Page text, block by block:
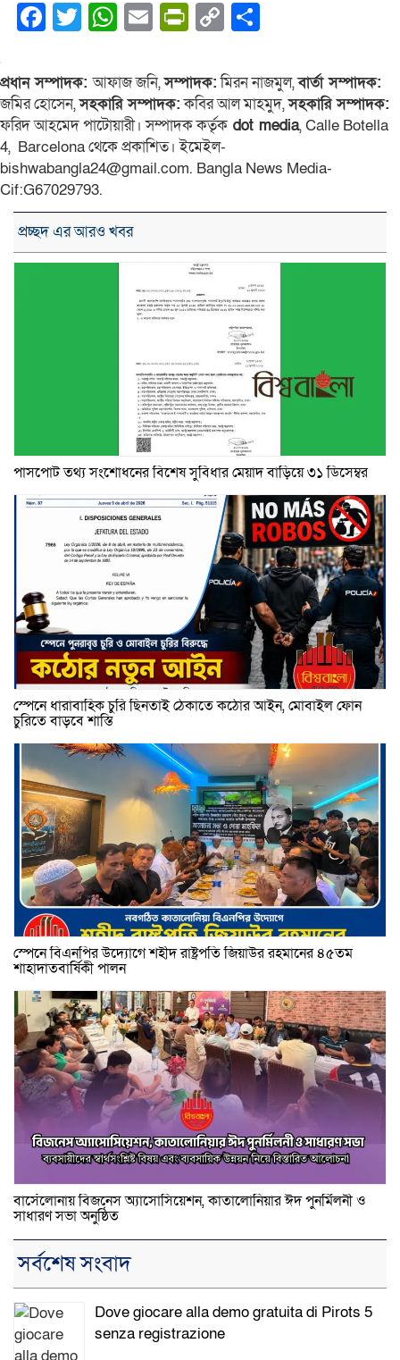
Facebook
Twitter
WhatsApp
EmailPrintFriendly
Copy
প্রধান সম্পাদক:আফাজ জনি,সম্পাদক:মিরন নাজমুল,বার্তা সম্পাদক:
জমির হোসেন,সহকারি সম্পাদক:কবির আল মাহমুদ,সহকারি সম্পাদক:
ফরিদ আহমেদ পাটোয়ারী। সম্পাদক কর্তৃক dot media, Calle Botella
4, Barcelona থেকে প্রকাশিত। ইমেইল-
bishwabangla24@gmail.com. Bangla News Media-
Cif:G67029793.
প্রচ্ছদ এর আরও খবর
পাসপোর্ট তথ্য সংশোধনের বিশেষ সুবিধার মেয়াদ বাড়িয়ে ৩১ ডিসেম্বর
স্পেনে ধারাবাহিক চুরি ছিনতাই ঠেকাতে কঠোর আইন, মোবাইল ফোন
চুরিতে বাড়বে শাস্তি
স্পেনে বিএনপির উদ্যোগে শহীদ রাষ্ট্রপতি জিয়াউর রহমানের ৪৫তম
শাহাদাতবার্ষিকী পালন
বার্সেলোনায় বিজনেস অ্যাসোসিয়েশন, কাতালোনিয়ার ঈদ পুনর্মিলনী ও
সাধারণ সভা অনুষ্ঠিত
সর্বশেষ সংবাদ
Dove giocare alla demo gratuita di Pirots 5
senza registrazione